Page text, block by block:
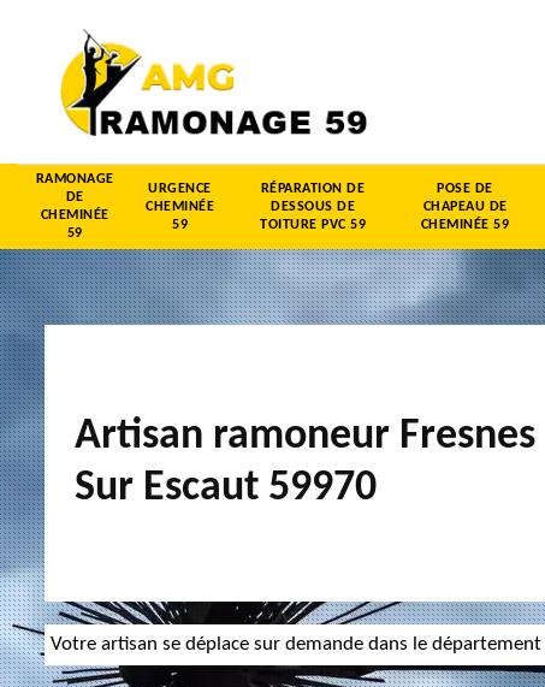
RAMONAGE
DE
CHEMINÉE
59
URGENCE
CHEMINÉE
59
RÉPARATION DE
DESSOUS DE
TOITURE PVC 59
POSE DE
CHAPEAU DE
CHEMINÉE 59
Artisan ramoneur Fresnes
Sur Escaut 59970
Votre artisan se déplace sur demande dans le département